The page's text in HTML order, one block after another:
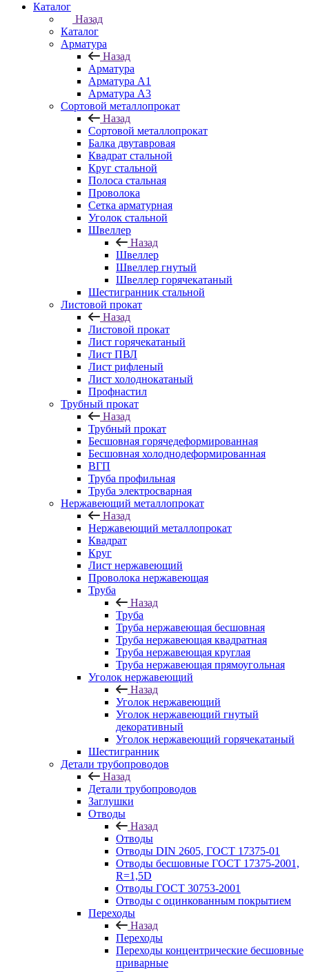
Каталог
Назад
Каталог
Арматура
Назад
Арматура
Арматура A1
Арматура А3
Сортовой металлопрокат
Назад
Сортовой металлопрокат
Балка двутавровая
Квадрат стальной
Круг стальной
Полоса стальная
Проволока
Сетка арматурная
Уголок стальной
Швеллер
Назад
Швеллер
Швеллер гнутый
Швеллер горячекатаный
Шестигранник стальной
Листовой прокат
Назад
Листовой прокат
Лист горячекатаный
Лист ПВЛ
Лист рифленый
Лист холоднокатаный
Профнастил
Трубный прокат
Назад
Трубный прокат
Бесшовная горячедеформированная
Бесшовная холоднодеформированная
ВГП
Труба профильная
Труба электросварная
Нержавеющий металлопрокат
Назад
Нержавеющий металлопрокат
Квадрат
Круг
Лист нержавеющий
Проволока нержавеющая
Труба
Назад
Труба
Труба нержавеющая бесшовная
Труба нержавеющая квадратная
Труба нержавеющая круглая
Труба нержавеющая прямоугольная
Уголок нержавеющий
Назад
Уголок нержавеющий
Уголок нержавеющий гнутый
декоративный
Уголок нержавеющий горячекатаный
Шестигранник
Детали трубопроводов
Назад
Детали трубопроводов
Заглушки
Отводы
Назад
Отводы
Отводы DIN 2605, ГОСТ 17375-01
Отводы бесшовные ГОСТ 17375-2001,
R=1,5D
Отводы ГОСТ 30753-2001
Отводы с оцинкованным покрытием
Переходы
Назад
Переходы
Переходы концентрические бесшовные
приварные